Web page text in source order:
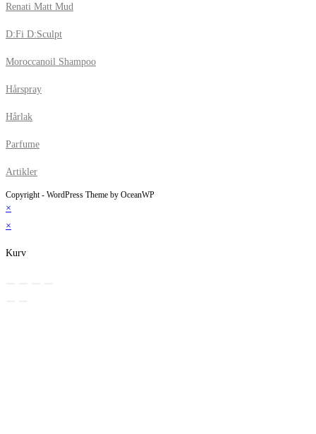
Renati Matt Mud
D:Fi D:Sculpt
Moroccanoil Shampoo
Hårspray
Hårlak
Parfume
Artikler
Copyright - WordPress Theme by OceanWP
×
×
Kurv